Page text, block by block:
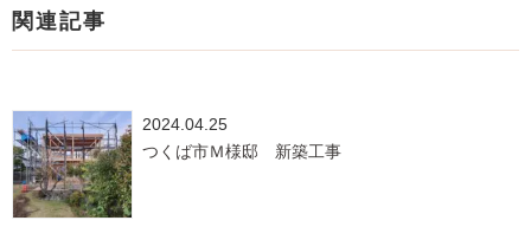
関連記事
2024.04.25
つくば市Ｍ様邸 新築工事